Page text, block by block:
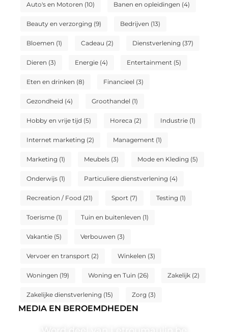
Auto's en Motoren (10) Banen en opleidingen (4)
Beauty en verzorging (9) Bedrijven (13)
Bloemen (1) Cadeau (2) Dienstverlening (37)
Dieren (3) Energie(4) Entertainment(5)
Eten en drinken (8) Financieel (3)
Gezondheid (4) Groothandel (1)
Hobby en vrije tijd (5) Horeca (2) Industrie(1)
Internet marketing (2) Management(1)
Marketing (1) Meubels(3) Mode en Kleding (5)
Onderwijs(1) Particuliere dienstverlening (4)
Recreation / Food (21) Sport(7) Testing (1)
Toerisme(1) Tuin en buitenleven (1)
Vakantie(5) Verbouwen (3)
Vervoer en transport(2) Winkelen (3)
Woningen (19) Woning en Tuin (26) Zakelijk(2)
Zakelijke dienstverlening (15) Zorg (3)
MEDIA EN BEROEMDHEDEN